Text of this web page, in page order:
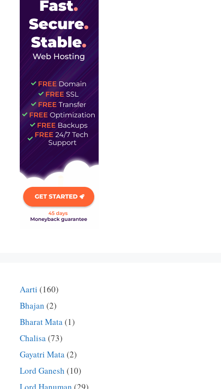
Aarti (160)
Bhajan (2)
Bharat Mata(1)
Chalisa(73)
Gayatri Mata(2)
Lord Ganesh (10)
Lord Hanuman (29)